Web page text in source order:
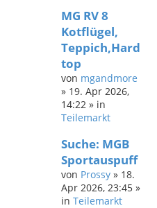
MG RV 8
Kotflügel,
Teppich,Hard
top
von mgandmore
» 19. Apr 2026,
14:22 » in
Teilemarkt
Suche: MGB
Sportauspuff
von Prossy » 18.
Apr 2026, 23:45 »
in Teilemarkt